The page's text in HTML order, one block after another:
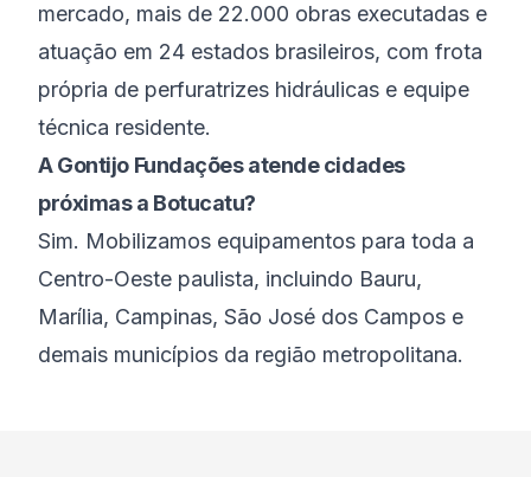
mercado, mais de 22.000 obras executadas e
atuação em 24 estados brasileiros, com frota
própria de perfuratrizes hidráulicas e equipe
técnica residente.
A Gontijo Fundações atende cidades
próximas a Botucatu?
Sim. Mobilizamos equipamentos para toda a
Centro-Oeste paulista, incluindo Bauru,
Marília, Campinas, São José dos Campos e
demais municípios da região metropolitana.